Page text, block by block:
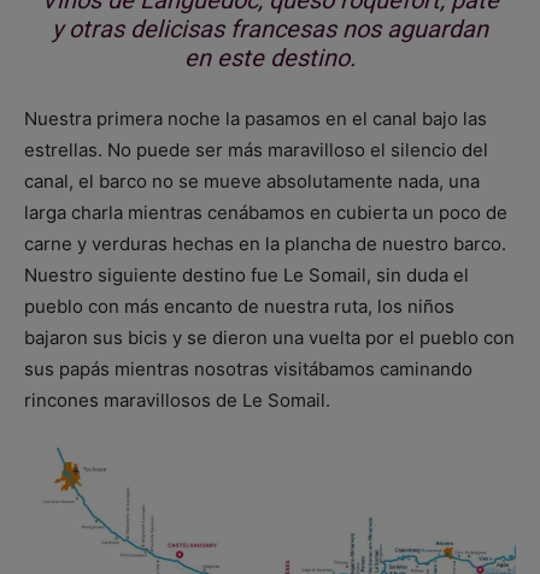
y otras delicisas francesas nos aguardan
en este destino.
Nuestra primera noche la pasamos en el canal bajo las
estrellas. No puede ser más maravilloso el silencio del
canal, el barco no se mueve absolutamente nada, una
larga charla mientras cenábamos en cubierta un poco de
carne y verduras hechas en la plancha de nuestro barco.
Nuestro siguiente destino fue Le Somail, sin duda el
pueblo con más encanto de nuestra ruta, los niños
bajaron sus bicis y se dieron una vuelta por el pueblo con
sus papás mientras nosotras visitábamos caminando
rincones maravillosos de Le Somail.